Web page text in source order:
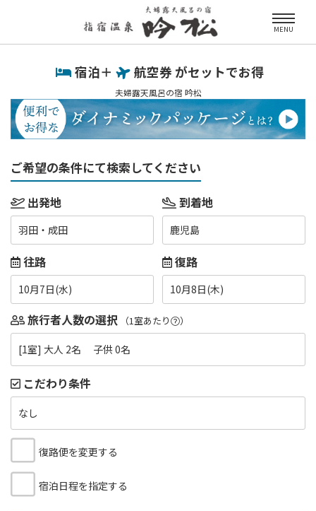
MENU
宿泊＋ 航空券 がセットでお得
夫婦露天風呂の宿 吟松
ご希望の条件にて検索してください
出発地
羽田・成田
到着地
鹿児島
往路
10月7日(水)
復路
10月8日(木)
旅行者人数の選択 （1室あたり ）
[1室] 大人 2名 子供 0名
こだわり条件
なし
復路便を変更する
宿泊日程を指定する